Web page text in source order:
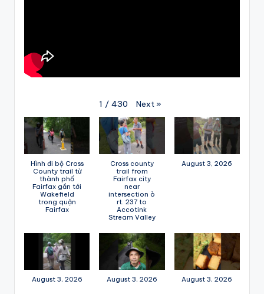
1 / 430 Next »
Hình đi bộ Cross
County trail từ
thành phố
Fairfax gần tới
Wakefield
trong quận
Fairfax
Cross county
trail from
Fairfax city
near
intersection ò
rt. 237 to
Accotink
Stream Valley
August 3, 2026
August 3, 2026 August 3, 2026 August 3, 2026